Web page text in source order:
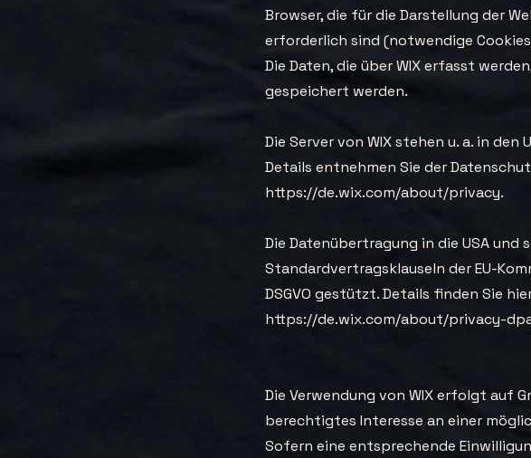
Browser, die für die Darstellung der
erforderlich sind (notwendige
Die Daten, die über WIX erfasst
gespeichert werden.
Die Server von WIX stehen u. a. in den
Details entnehmen Sie der
https://de.wix.com/about/privacy.
Die Datenübertragung in die USA
Standardvertragsklauseln der EU-
DSGVO gestützt. Details finden Sie
https://de.wix.com/about/privacy-
Die Verwendung von WIX erfolgt auf
berechtigtes Interesse an einer
Sofern eine entsprechende